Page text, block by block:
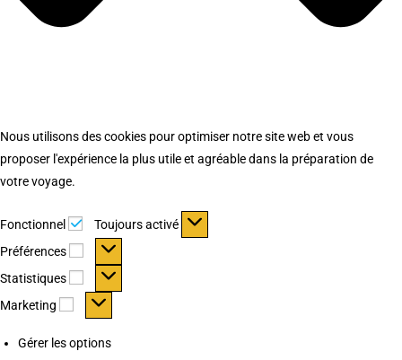
Nous utilisons des cookies pour optimiser notre site web et vous
proposer l'expérience la plus utile et agréable dans la préparation de
votre voyage.
Fonctionnel Fonctionnel
Toujours activé
Préférences
Préférences
Statistiques Statistiques
Marketing Marketing
Gérer les options